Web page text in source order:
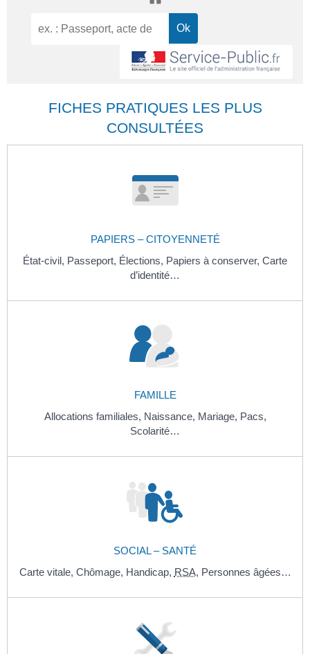
FICHES PRATIQUES LES PLUS
CONSULTÉES
PAPIERS – CITOYENNETÉ
État-civil, Passeport, Élections, Papiers à conserver, Carte
d’identité…
FAMILLE
Allocations familiales, Naissance, Mariage, Pacs,
Scolarité…
SOCIAL – SANTÉ
Carte vitale, Chômage, Handicap, RSA, Personnes âgées…